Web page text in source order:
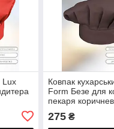
Lux
Ковпак
Form Безе для
пекаря
275₴